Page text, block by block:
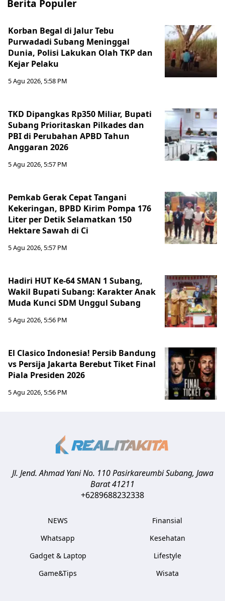
Berita Populer
Korban Begal di Jalur Tebu
Purwadadi Subang Meninggal
Dunia, Polisi Lakukan Olah TKP dan
Kejar Pelaku
5 Agu 2026, 5:58 PM
TKD Dipangkas Rp350 Miliar, Bupati
Subang Prioritaskan Pilkades dan
PBI di Perubahan APBD Tahun
Anggaran 2026
5 Agu 2026, 5:57 PM
Pemkab Gerak Cepat Tangani
Kekeringan, BPBD Kirim Pompa 176
Liter per Detik Selamatkan 150
Hektare Sawah di Ci
5 Agu 2026, 5:57 PM
Hadiri HUT Ke-64 SMAN 1 Subang,
Wakil Bupati Subang: Karakter Anak
Muda Kunci SDM Unggul Subang
5 Agu 2026, 5:56 PM
El Clasico Indonesia! Persib Bandung
vs Persija Jakarta Berebut Tiket Final
Piala Presiden 2026
5 Agu 2026, 5:56 PM
Jl. Jend. Ahmad Yani No. 110 Pasirkareumbi Subang, Jawa
Barat41211
+6289688232338
NEWS
Whatsapp
Gadget & Laptop
Game&Tips
Finansial
Kesehatan
Lifestyle
Wisata